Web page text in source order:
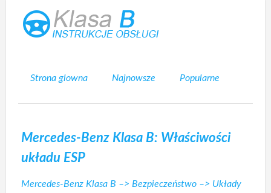
Strona glowna Najnowsze Popularne
Mercedes-Benz Klasa B: Właściwości
układu ESP
Mercedes-Benz Klasa B –> Bezpieczeństwo –> Układy